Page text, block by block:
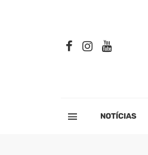
NOTÍCIAS